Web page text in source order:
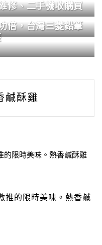
修、二手機收購買
倍，台灣三菱鉛筆
鹹酥雞
推的限時美味。熱香鹹